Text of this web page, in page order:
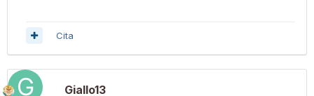
Cita
Giallo13